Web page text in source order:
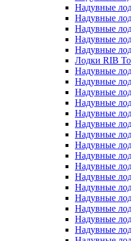
Надувные
Надувные
Надувные
Надувные
Надувные
Лодки RIB
Надувные
Надувные
Надувные
Надувные
Надувные
Надувные
Надувные
Надувные
Надувные
Надувные
Надувные
Надувные
Надувные
Надувные
Надувные
Надувные